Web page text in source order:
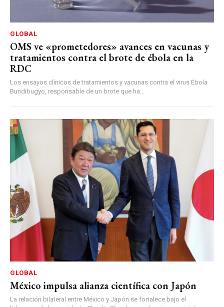
GLOBAL
OMS ve «prometedores» avances en vacunas y
tratamientos contra el brote de ébola en la
RDC
Los ensayos clínicos de tratamientos y vacunas contra el virus Ébola
Bundibugyo, responsable de un brote que ha...
GLOBAL
México impulsa alianza científica con Japón
La relación bilateral entre México y Japón se fortalece bajo el